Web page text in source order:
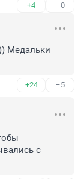
+4 –0
Медальки
+24 –5
с